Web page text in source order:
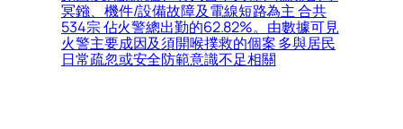
冥鏹、機件/設備故障及電線短路為主 合共
534宗 佔火警總出勤的62.82%。由數據可見
火警主要成因及須開喉撲救的個案 多與居民
日常疏忽或安全防範意識不足相關